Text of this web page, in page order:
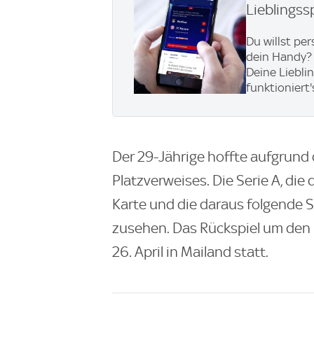
Du willst
dein
Deine
Der 29-Jährige hoffte aufgrund
Platzverweises. Die Serie A,
Karte und die daraus folgende
zusehen. Das Rückspiel um
26. April in Mailand statt.